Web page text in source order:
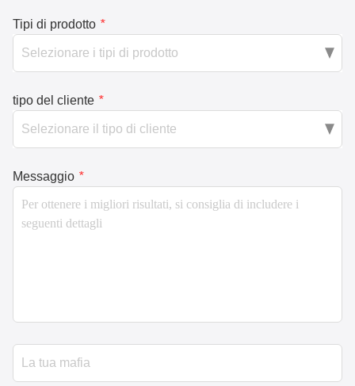
Tipi di prodotto *
tipo del cliente *
Messaggio *